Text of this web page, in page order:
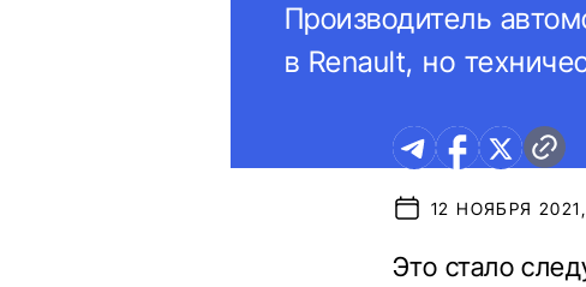
Производитель
в Renault, но
12 НОЯБРЯ
Это стало